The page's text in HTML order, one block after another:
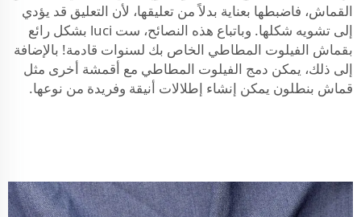
القماش، فاضبطها بعناية بدلاً من تعليقها، لأن التعليق قد يؤدي
إلى تشويه شكلها. وباتباع هذه النصائح، ست luci بشكل رائع
بقماش الفيلوت المطاطي الخاص بك لسنوات قادمة! بالإضافة
إلى ذلك، يمكن دمج الفيلوت المطاطي مع أقمشة أخرى مثل
قماش بنطلون يمكن إنشاء إطلالات أنيقة وفريدة من نوعها.